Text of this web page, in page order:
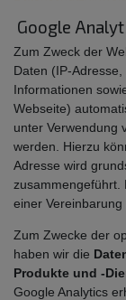
Google
Zum Zweck der
Daten (IP-
Informationen
Webseite)
unter Verwendung
werden. Hierzu
Adresse wird
zusammengeführt.
einer
Zum Zwecke der
haben wir die
Produkte und -
Google Analytics